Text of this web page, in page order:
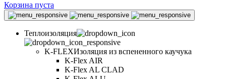
Корзина пуста
Теплоизоляция
K-FLEXИзоляция из вспененного каучука
K-Flex AIR
K-Flex AL CLAD